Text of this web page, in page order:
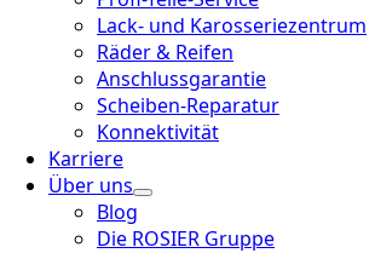
Lack- und Karosseriezentrum
Räder & Reifen
Anschlussgarantie
Scheiben-Reparatur
Konnektivität
Karriere
Über uns
Blog
Die ROSIER Gruppe